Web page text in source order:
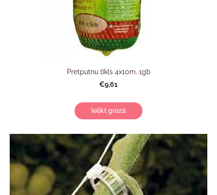
Pretputnu tīkls 4x10m. 1gb
€9,61
Ielikt grozā